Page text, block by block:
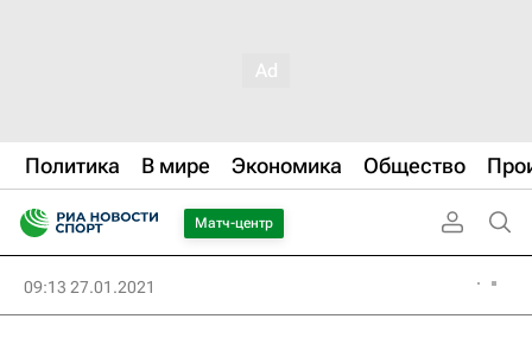
Политика В мире Экономика Общество
Матч-центр
09:13 27.01.2021